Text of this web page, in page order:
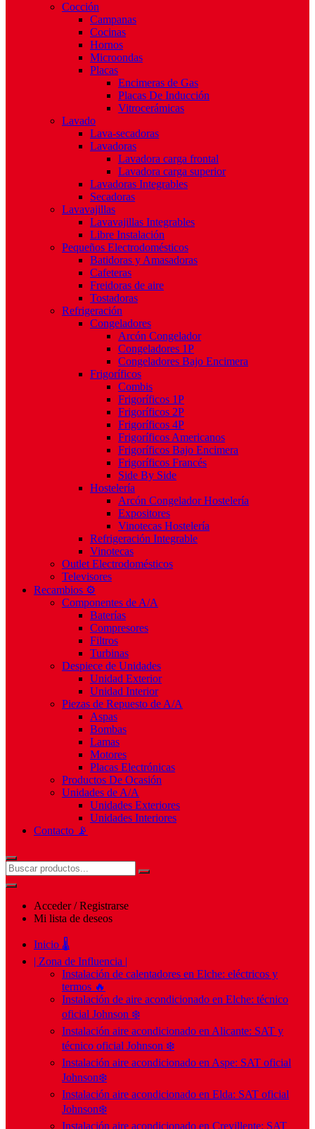
Cocción
Campanas
Cocinas
Hornos
Microondas
Placas
Encimeras de Gas
Placas De Inducción
Vitrocerámicas
Lavado
Lava-secadoras
Lavadoras
Lavadora carga frontal
Lavadora carga superior
Lavadoras Integrables
Secadoras
Lavavajillas
Lavavajillas Integrables
Libre Instalación
Pequeños Electrodomésticos
Batidoras y Amasadoras
Cafeteras
Freidoras de aire
Tostadoras
Refrigeración
Congeladores
Arcón Congelador
Congeladores 1P
Congeladores Bajo Encimera
Frigoríficos
Combis
Frigoríficos 1P
Frigoríficos 2P
Frigoríficos 4P
Frigoríficos Americanos
Frigoríficos Bajo Encimera
Frigoríficos Francés
Side By Side
Hostelería
Arcón Congelador Hostelería
Expositores
Vinotecas Hostelería
Refrigeración Integrable
Vinotecas
Outlet Electrodomésticos
Televisores
Recambios ⚙️
Componentes de A/A
Baterías
Compresores
Filtros
Turbinas
Despiece de Unidades
Unidad Exterior
Unidad Interior
Piezas de Repuesto de A/A
Aspas
Bombas
Lamas
Motores
Placas Electrónicas
Productos De Ocasión
Unidades de A/A
Unidades Exteriores
Unidades Interiores
Contacto 📡
Acceder / Registrarse
Mi lista de deseos
Inicio 🌡️
| Zona de Influencia |
Instalación de calentadores en Elche: eléctricos y
termos 🔥
Instalación de aire acondicionado en Elche: técnico
oficial Johnson ❄️
Instalación aire acondicionado en Alicante: SAT y
técnico oficial Johnson ❄️
Instalación aire acondicionado en Aspe: SAT oficial
Johnson❄️
Instalación aire acondicionado en Elda: SAT oficial
Johnson❄️
Instalación aire acondicionado en Crevillente: SAT